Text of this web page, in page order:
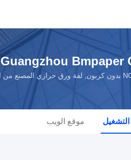
Guangzhou Bmpaper
التشغيل موقع الويب